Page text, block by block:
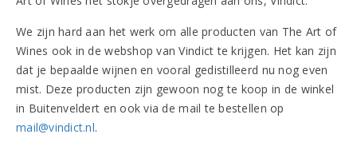
Onderscheidingen (1)
Beoordelingen
We zijn hard aan het werk om alle producten van The Art of
Wines ook in de webshop van Vindict te krijgen. Het kan zijn
dat je bepaalde wijnen en vooral gedistilleerd nu nog even
mist. Deze producten zijn gewoon nog te koop in de winkel
in Buitenveldert en ook via de mail te bestellen op
mail@vindict.nl.